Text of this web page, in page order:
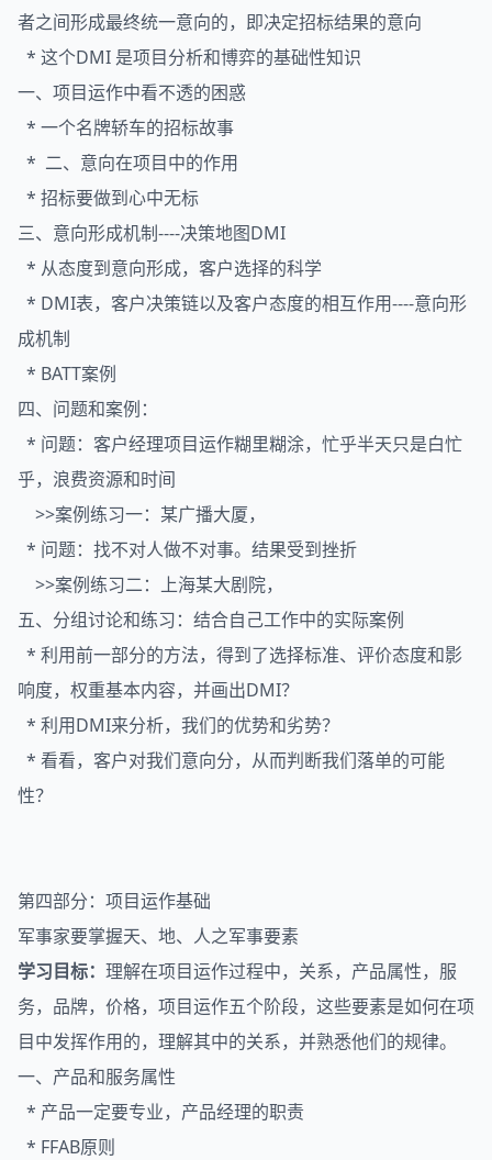
者之间形成最终统一意向的，即决定招标结果的意向
* 这个DMI 是项目分析和博弈的基础性知识
一、项目运作中看不透的困惑
* 一个名牌轿车的招标故事
* 二、意向在项目中的作用
* 招标要做到心中无标
三、意向形成机制----决策地图DMI
* 从态度到意向形成，客户选择的科学
* DMI表，客户决策链以及客户态度的相互作用----意向形
成机制
* BATT案例
四、问题和案例：
* 问题：客户经理项目运作糊里糊涂，忙乎半天只是白忙
乎，浪费资源和时间
>>案例练习一：某广播大厦，
* 问题：找不对人做不对事。结果受到挫折
>>案例练习二：上海某大剧院，
五、分组讨论和练习：结合自己工作中的实际案例
* 利用前一部分的方法，得到了选择标准、评价态度和影
响度，权重基本内容，并画出DMI？
* 利用DMI来分析，我们的优势和劣势？
* 看看，客户对我们意向分，从而判断我们落单的可能
性？
第四部分：项目运作基础
军事家要掌握天、地、人之军事要素
学习目标： 理解在项目运作过程中，关系，产品属性，服
务，品牌，价格，项目运作五个阶段，这些要素是如何在项
目中发挥作用的，理解其中的关系，并熟悉他们的规律。
一、产品和服务属性
* 产品一定要专业，产品经理的职责
* FFAB原则